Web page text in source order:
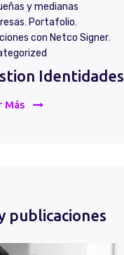
y medianas
,Portafolio,
con Netco Signer,
Identidades
Más
publicaciones